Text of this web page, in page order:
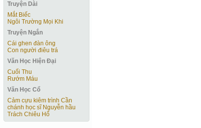
Truyện Dài
Mắt Biếc
Ngôi Trường Mọi Khi
Truyện Ngắn
Cái ghen đàn ông
Con người điêu trá
Văn Học Hiện Ðại
Cuối Thu
Rướm Máu
Văn Học Cổ
Cảm cựu kiêm trình Cần
chánh học sĩ Nguyễn hầu
Trách Chiêu Hổ